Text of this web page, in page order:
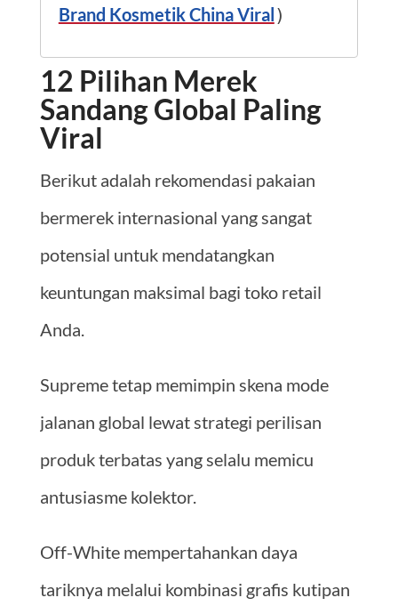
Brand Kosmetik China Viral)
12 Pilihan Merek
Sandang Global Paling
Viral
Berikut adalah rekomendasi pakaian
bermerek internasional yang sangat
potensial untuk mendatangkan
keuntungan maksimal bagi toko retail
Anda.
Supreme tetap memimpin skena mode
jalanan global lewat strategi perilisan
produk terbatas yang selalu memicu
antusiasme kolektor.
Off-White mempertahankan daya
tariknya melalui kombinasi grafis kutipan